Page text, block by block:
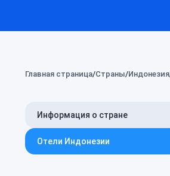
Главная страница Страны Индонезия
Информация о стране
Отели Индонезии